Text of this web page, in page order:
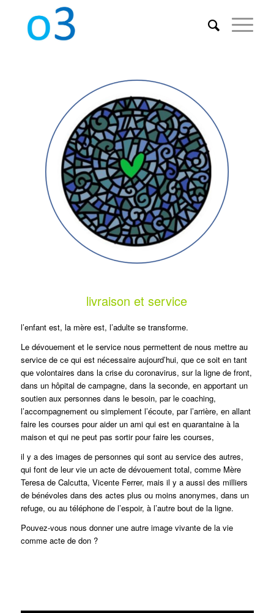
livraison et service
l’enfant est, la mère est, l’adulte se transforme.
Le dévouement et le service nous permettent de nous mettre au
service de ce qui est nécessaire aujourd’hui, que ce soit en tant
que volontaires dans la crise du coronavirus, sur la ligne de front,
dans un hôpital de campagne, dans la seconde, en apportant un
soutien aux personnes dans le besoin, par le coaching,
l’accompagnement ou simplement l’écoute, par l’arrière, en allant
faire les courses pour aider un ami qui est en quarantaine à la
maison et qui ne peut pas sortir pour faire les courses,
il y a des images de personnes qui sont au service des autres,
qui font de leur vie un acte de dévouement total, comme Mère
Teresa de Calcutta, Vicente Ferrer, mais il y a aussi des milliers
de bénévoles dans des actes plus ou moins anonymes, dans un
refuge, ou au téléphone de l’espoir, à l’autre bout de la ligne.
Pouvez-vous nous donner une autre image vivante de la vie
comme acte de don ?